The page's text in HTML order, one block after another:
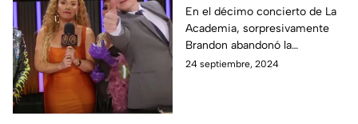
la salida de Brandon
En el décimo concierto de La
Academia, sorpresivamente
Brandon abandonó la
competencia, este fue el
24 septiembre, 2024